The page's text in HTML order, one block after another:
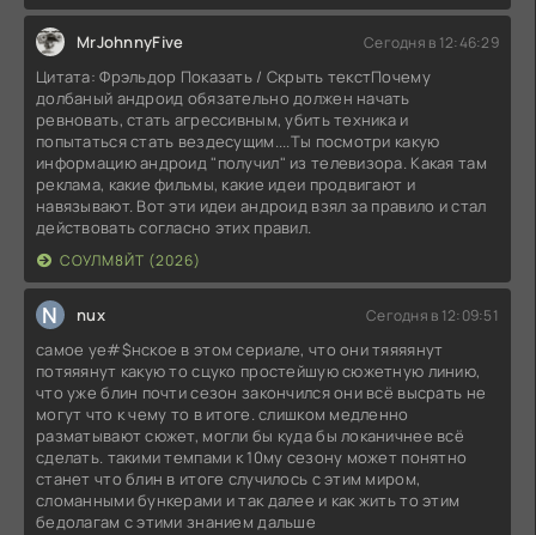
MrJohnnyFive Сегодня в 12:46:29
Цитата: Фрэльдор Показать / Скрыть текстПочему
долбаный андроид обязательно должен начать
ревновать, стать агрессивным, убить техника и
попытаться стать вездесущим....Ты посмотри какую
информацию андроид "получил" из телевизора. Какая там
реклама, какие фильмы, какие идеи продвигают и
навязывают. Вот эти идеи андроид взял за правило и стал
действовать согласно этих правил.
СОУЛМ8ЙТ (2026)
N nux Сегодня в 12:09:51
самое уе#$нское в этом сериале, что они тяяяянут
потяяянут какую то сцуко простейшую сюжетную линию,
что уже блин почти сезон закончился они всё высрать не
могут что к чему то в итоге. слишком медленно
разматывают сюжет, могли бы куда бы локаничнее всё
сделать. такими темпами к 10му сезону может понятно
станет что блин в итоге случилось с этим миром,
сломанными бункерами и так далее и как жить то этим
бедолагам с этими знанием дальше